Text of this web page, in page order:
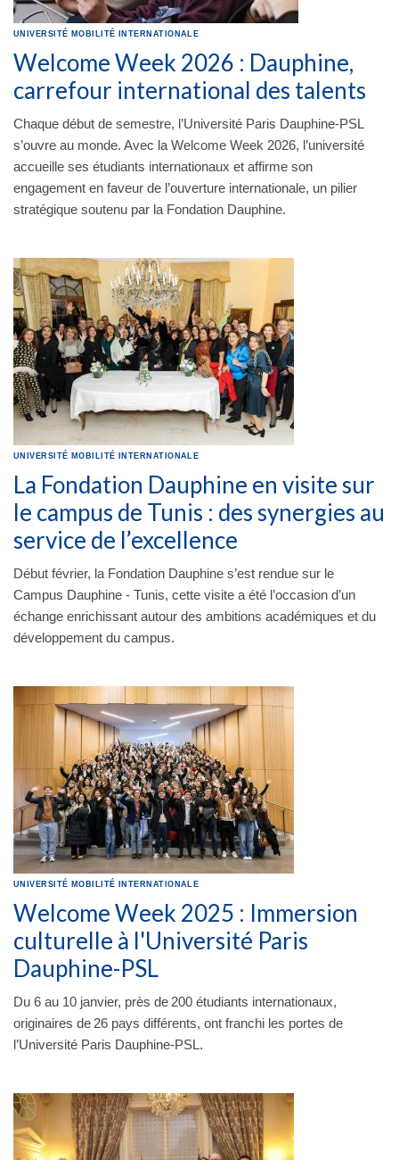
UNIVERSITÉ MOBILITÉ INTERNATIONALE
Welcome Week 2026 : Dauphine,
carrefour international des talents
Chaque début de semestre, l’Université Paris Dauphine-PSL
s’ouvre au monde. Avec la Welcome Week 2026, l’université
accueille ses étudiants internationaux et affirme son
engagement en faveur de l’ouverture internationale, un pilier
stratégique soutenu par la Fondation Dauphine.
UNIVERSITÉ MOBILITÉ INTERNATIONALE
La Fondation Dauphine en visite sur
le campus de Tunis : des synergies au
service de l’excellence
Début février, la Fondation Dauphine s’est rendue sur le
Campus Dauphine - Tunis, cette visite a été l’occasion d’un
échange enrichissant autour des ambitions académiques et du
développement du campus.
UNIVERSITÉ MOBILITÉ INTERNATIONALE
Welcome Week 2025 : Immersion
culturelle à l'Université Paris
Dauphine-PSL
Du 6 au 10 janvier, près de 200 étudiants internationaux,
originaires de 26 pays différents, ont franchi les portes de
l’Université Paris Dauphine-PSL.